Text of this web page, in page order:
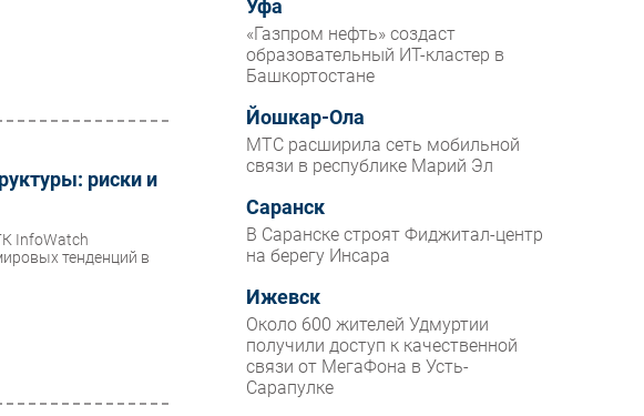
риски и
InfoWatch
тенденций в
Уфа
«Газпром нефть» создаст
образовательный ИТ-кластер в
Башкортостане
Йошкар-Ола
МТС расширила сеть мобильной
связи в республике Марий Эл
Саранск
В Саранске строят Фиджитал-центр
на берегу Инсара
Ижевск
Около 600 жителей Удмуртии
получили доступ к качественной
связи от МегаФона в Усть-
Сарапулке